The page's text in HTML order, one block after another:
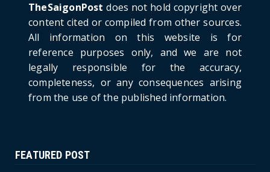
HOTNEWS
Politburo: Strictly Handle Acts of Using
Pirated Software, C...
June 21, 2026
TheSaigonPost does not hold copyright over
content cited or compiled from other sources.
All information on this website is for
reference purposes only, and we are not
legally responsible for the accuracy,
completeness, or any consequences arising
from the use of the published information.
FEATURED POST